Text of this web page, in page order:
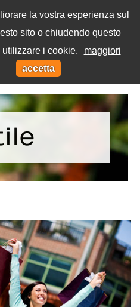
la vostra esperienza sul
sito o chiudendo questo
utilizzare i cookie.
maggiori
accetta